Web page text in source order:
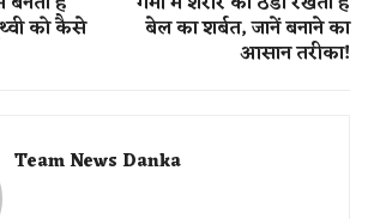
को कैसे बेल का शर्बत, जानें बनाने का
आसान तरीका!
Team News Danka